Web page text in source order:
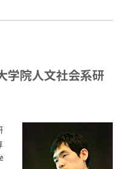
学院人文社会系研